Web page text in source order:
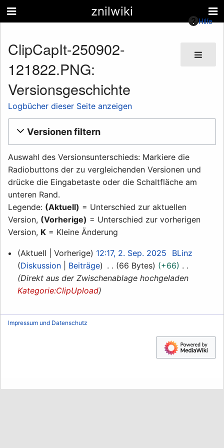
znilwiki
Hilfe
ClipCapIt-250902-
121822.PNG:
Versionsgeschichte
Logbücher dieser Seite anzeigen
Versionen filtern
Auswahl des Versionsunterschieds: Markiere die
Radiobuttons der zu vergleichenden Versionen und
drücke die Eingabetaste oder die Schaltfläche am
unteren Rand.
Legende: (Aktuell) = Unterschied zur aktuellen
Version, (Vorherige) = Unterschied zur vorherigen
Version, K = Kleine Änderung
2.
September
2025
Aktuell Vorherige 12:17, 2. Sep. 2025
BLinz
Diskussion
Beiträge 66 Bytes
+66
Direkt aus der Zwischenablage hochgeladen
Kategorie:ClipUpload
Impressum und Datenschutz